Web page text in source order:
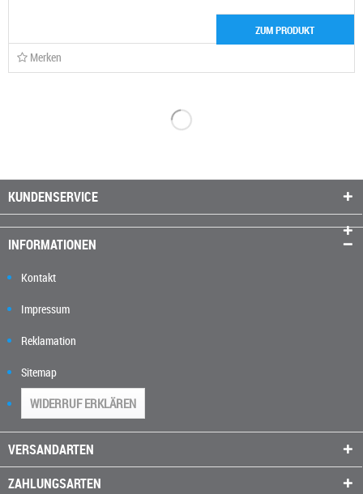
ZUM PRODUKT
Merken
KUNDENSERVICE
INFORMATIONEN
Kontakt
Impressum
Reklamation
Sitemap
WIDERRUF ERKLÄREN
VERSANDARTEN
ZAHLUNGSARTEN